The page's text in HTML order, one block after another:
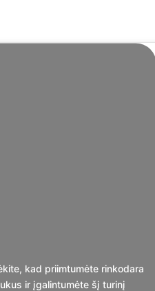
kad priimtumėte rinkodara
ir įgalintumėte šį turinį